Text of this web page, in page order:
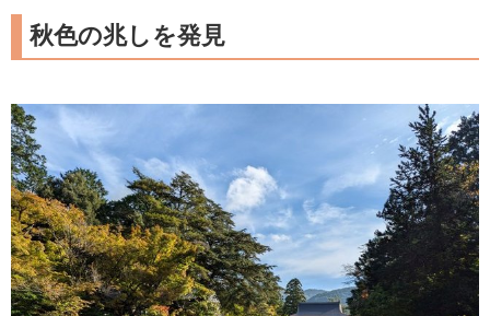
秋色の兆しを発見